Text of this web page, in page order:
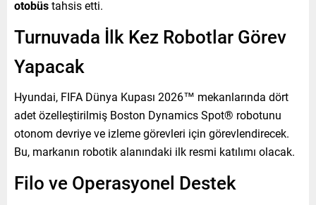
otobüstahsis etti.
Turnuvada İlk Kez Robotlar Görev
Yapacak
Hyundai, FIFA Dünya Kupası 2026™ mekanlarında dört
adet özelleştirilmiş Boston Dynamics Spot® robotunu
otonom devriye ve izleme görevleri için görevlendirecek.
Bu, markanın robotik alanındaki ilk resmi katılımı olacak.
Filo ve Operasyonel Destek